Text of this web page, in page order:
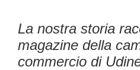
La nostra storia
magazine della
commercio di